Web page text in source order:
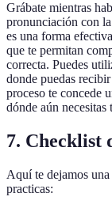
Grábate mientras
pronunciación con
es una forma
que te permitan
correcta. Puedes
donde puedas
proceso te concede
dónde aún necesitas
7. Checklist
Aquí te dejamos
practicas: